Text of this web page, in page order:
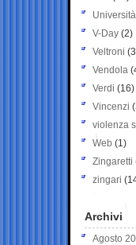
Università
V-Day (2)
Veltroni
Vendola
Verdi (16)
Vincenzi
violenza
Web (1)
Zingaretti
zingari
Archivi
Agosto